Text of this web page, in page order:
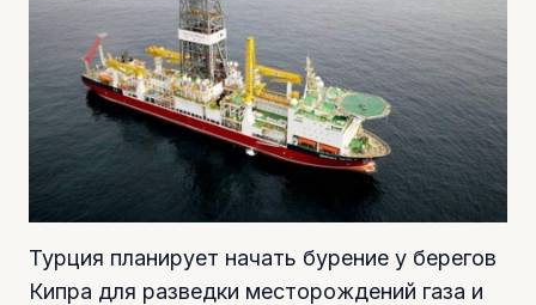
Турция планирует начать бурение у берегов
Кипра для разведки месторождений газа и